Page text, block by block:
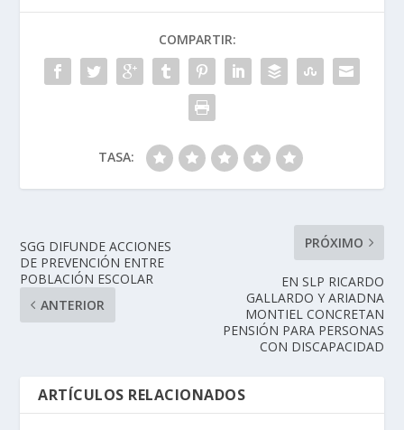
COMPARTIR:
TASA:
SGG DIFUNDE ACCIONES
DE PREVENCIÓN ENTRE
POBLACIÓN ESCOLAR
ANTERIOR
PRÓXIMO
EN SLP RICARDO
GALLARDO Y ARIADNA
MONTIEL CONCRETAN
PENSIÓN PARA PERSONAS
CON DISCAPACIDAD
ARTÍCULOS RELACIONADOS